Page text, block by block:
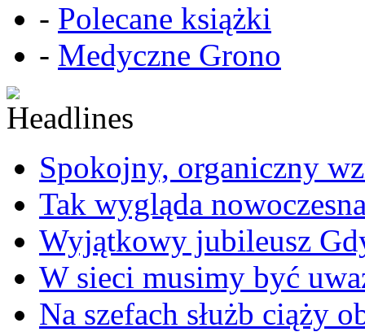
- Polecane książki
- Medyczne Grono
Spokojny, organiczny
Tak wygląda
Wyjątkowy jubileusz
W sieci musimy być
Na szefach służb ciąży